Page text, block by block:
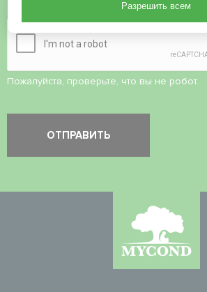
Проверка безопасности *
Пожалуйста, проверьте, что вы не робот.
Разрешить всем